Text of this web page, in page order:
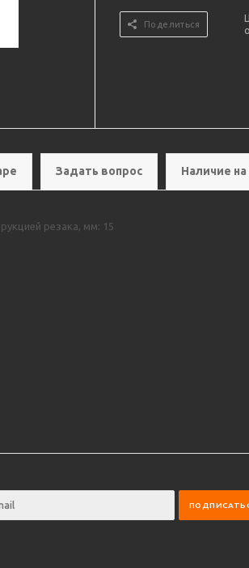
Поделиться
Задать вопрос Наличие
резака, мм: 15